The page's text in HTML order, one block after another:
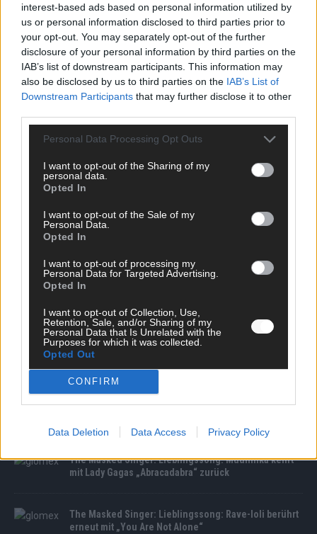
interest-based ads based on personal information utilized by
us or personal information disclosed to third parties prior to
your opt-out. You may separately opt-out of the further
disclosure of your personal information by third parties on the
IAB’s list of downstream participants. This information may
also be disclosed by us to third parties on the IAB’s List of
Downstream Participants that may further disclose it to other
Personal Data Processing Opt Outs
I want to opt-out of the Sharing of my
personal data.
Opted In
I want to opt-out of the Sale of my
Personal Data.
Opted In
I want to opt-out of processing my
Personal Data for Targeted Advertising.
Opted In
I want to opt-out of Collection, Use,
Retention, Sale, and/or Sharing of my
Personal Data that Is Unrelated with the
Purposes for which it was collected.
Opted Out
CONFIRM
Data Deletion Data Access Privacy Policy
The Masked Singer: Enthüllung: Ein deutscher
Schauspieler glänzte als King
The Masked Singer: Billie Eilish trifft Kuh-Power!
Muuhnika verzaubert mit „Lovely“
The Masked Singer: Rave-Ioli vereint die Welt mit „We
The Masked Singer: King schwebt mit „Fly Me To The
The Masked Singer: Enthüllung: Eine österreichische
Moderatorin verzückte als Eggi
The Masked Singer: Muuhnika rockt mit „I Was Made For
Loving You“ im Yungblud-Style!
The Masked Singer: Enthüllung: Diese Moderatorin
The Masked Singer: Enthüllung: Ein deutscher
The Masked Singer: Lieblingssong: Muuhnika kehrt
mit Lady Gagas „Abracadabra“ zurück
The Masked Singer: Lieblingssong: Rave-Ioli berührt
erneut mit „You Are Not Alone“